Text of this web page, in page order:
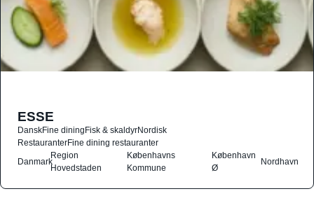
ESSE
DanskFine diningFisk & skaldyrNordisk
RestauranterFine dining restauranter
Danmark
Region
Hovedstaden
Københavns
Kommune
København
Ø
Nordhavn